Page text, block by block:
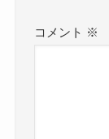
コメント ※